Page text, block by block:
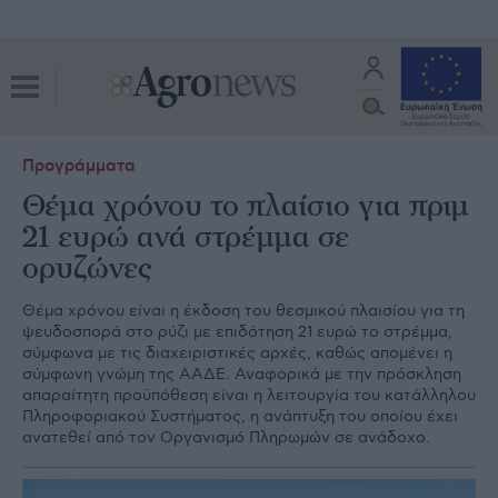
Προγράμματα
Θέμα χρόνου το πλαίσιο για πριμ
21 ευρώ ανά στρέμμα σε
ορυζώνες
Θέµα χρόνου είναι η έκδοση του θεσµικού πλαισίου για τη
ψευδοσπορά στο ρύζι µε επιδότηση 21 ευρώ το στρέµµα,
σύµφωνα µε τις διαχειριστικές αρχές, καθώς αποµένει η
σύµφωνη γνώµη της ΑΑ∆Ε. Αναφορικά µε την πρόσκληση
απαραίτητη προϋπόθεση είναι η λειτουργία του κατάλληλου
Πληροφοριακού Συστήµατος, η ανάπτυξη του οποίου έχει
ανατεθεί από τον Οργανισµό Πληρωµών σε ανάδοχο.